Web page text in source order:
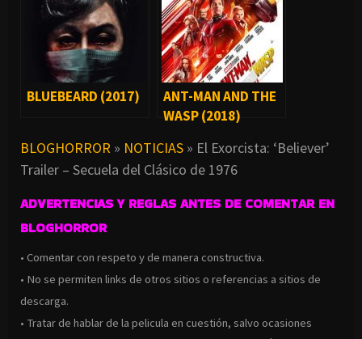
BLUEBEARD (2017)
ANT-MAN AND THE
WASP (2018)
BLOGHORROR » NOTICIAS » El Exorcista: ‘Believer’
Trailer – Secuela del Clásico de 1976
ADVERTENCIAS Y REGLAS ANTES DE COMENTAR EN
BLOGHORROR
• Comentar con respeto y de manera constructiva.
• No se permiten links de otros sitios o referencias a sitios de
descarga.
• Tratar de hablar de la pelicula en cuestión, salvo ocasiones